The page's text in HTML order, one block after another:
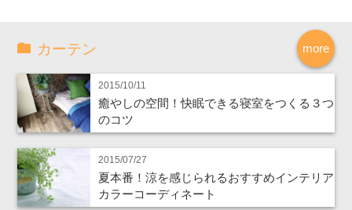
more
カーテン
2015/10/11
癒やしの空間！快眠できる寝室をつくる３つ
のコツ
2015/07/27
夏本番！涼を感じられるおすすめインテリア
カラーコーディネート